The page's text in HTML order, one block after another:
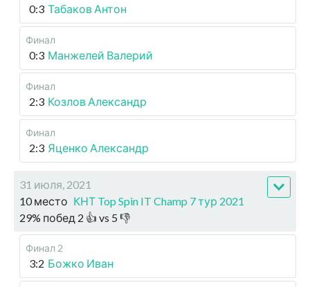
0:3 Табаков Антон
Финал
0:3 Манжелей Валерий
Финал
2:3 Козлов Александр
Финал
2:3 Яценко Александр
31 июля, 2021
10 место КНТ Top Spin IT Champ 7 тур 2021
29% побед 2 👍 vs 5 👎
Финал 2
3:2 Божко Иван